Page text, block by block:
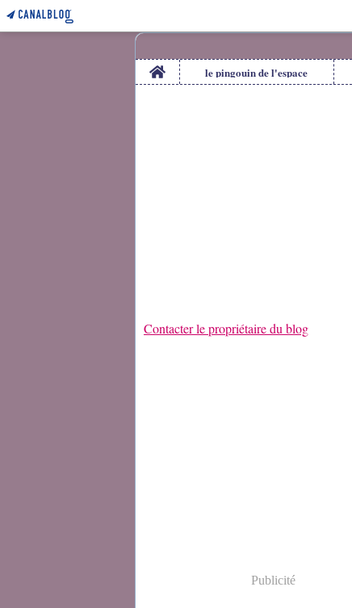
Home le pingouin de l'espace
Contacter le propriétaire du blog
Publicité